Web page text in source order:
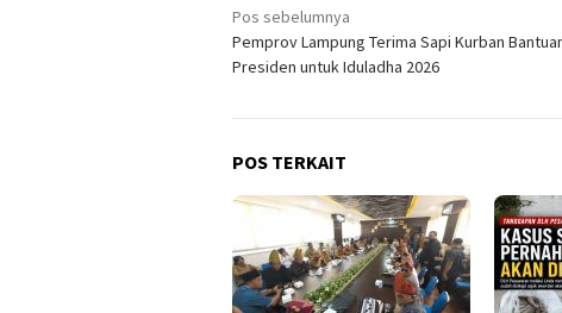
Navigasi
pos
Pos sebelumnya
Pemprov Lampung Terima Sapi Kurban
Presiden untuk Iduladha 2026
POS TERKAIT